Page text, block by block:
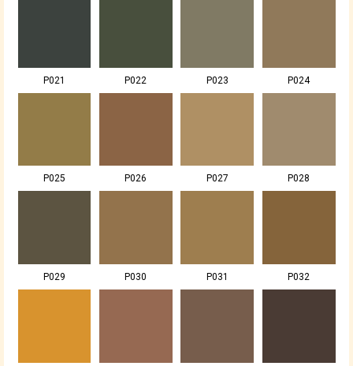
P021 P022 P023 P024
P025 P026 P027 P028
P029 P030 P031 P032